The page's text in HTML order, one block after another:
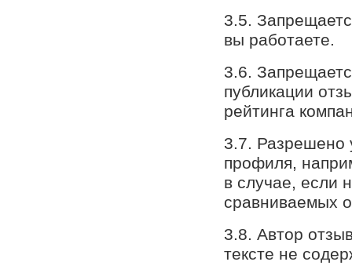
3.5.
вы работаете.
3.6.
публикации
рейтинга
3.7. Разрешено
профиля,
в случае, если
сравниваемых
3.8. Автор
тексте не